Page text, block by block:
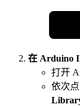
在 Arduino
打开
依次